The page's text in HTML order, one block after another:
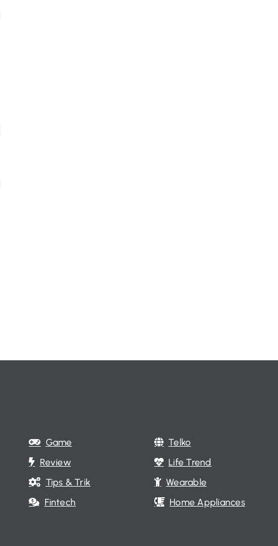
Game
Review
Tips & Trik
Fintech
Telko
Life Trend
Wearable
Home Appliances